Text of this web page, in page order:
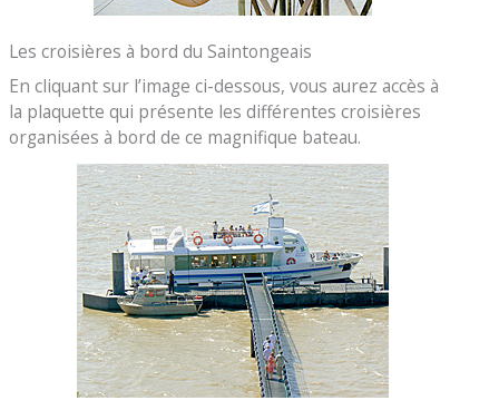
Les croisières à bord du Saintongeais
En cliquant sur l’image ci-dessous, vous aurez accès à
la plaquette qui présente les différentes croisières
organisées à bord de ce magnifique bateau.